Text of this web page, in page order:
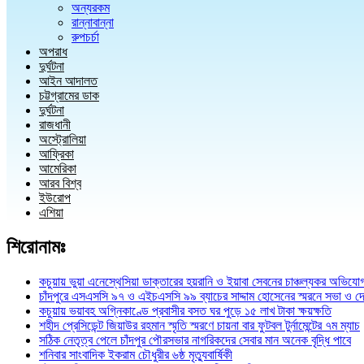
অন্যরকম
রান্নাবান্না
রুপচর্চা
অপরাধ
দুর্ঘটনা
আইন আদালত
চট্টগ্রামের ডাক
দুর্ঘটনা
রাজধানী
অস্ট্রোলিয়া
আফ্রিকা
আমেরিকা
আরব বিশ্ব
ইউরোপ
এশিয়া
শিরোনামঃ
কচুয়ায় ভুয়া এনেস্থেসিয়া ডাক্তারের হয়রানি ও ইয়াবা সেবনের চাঞ্চল্যকর
চাঁদপুরে এসএসসি ৯৭ ও এইচএসসি ৯৯ ব্যাচের সাদ্দাম হোসেনের স্মরনে সভা ও
কচুয়ায় ভয়াবহ অগ্নিকাণ্ডে প্রবাসীর বসত ঘর পুড়ে ১৫ লাখ টাকা ক্ষয়ক্ষতি
শহীদ প্রেসিডেন্ট জিয়াউর রহমান স্মৃতি স্মরণে চায়না বার ফুটবল টুর্নামেন্টের ৭ম ম্যাচ
সঠিক নেতৃত্ব পেলে চাঁদপুর পৌরসভার নাগরিকদের সেবার মান অনেক বৃদ্ধি পাবে
শনিবার সাংবাদিক ইকরাম চৌধুরীর ৬ষ্ঠ মৃত্যুবার্ষিকী